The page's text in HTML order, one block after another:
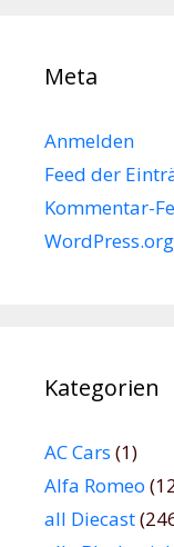
Meta
Anmelden
Feed der
Kommentar-
WordPress.org
Kategorien
AC Cars (1)
Alfa Romeo
all Diecast